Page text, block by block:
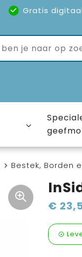
Gratis
Bestek, Borden
€